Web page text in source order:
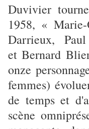
Duvivier
1958, «
Darrieux, Paul
et Bernard
onze
femmes)
de temps et
scène